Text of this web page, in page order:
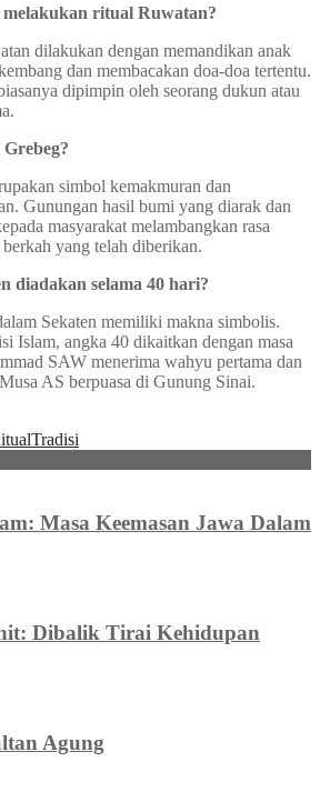
melakukan ritual Ruwatan?
dilakukan dengan memandikan anak
dan membacakan doa-doa tertentu.
dipimpin oleh seorang dukun atau
simbol kemakmuran dan
Gunungan hasil bumi yang diarak dan
masyarakat melambangkan rasa
yang telah diberikan.
diadakan selama 40 hari?
Sekaten memiliki makna simbolis.
Islam, angka 40 dikaitkan dengan masa
SAW menerima wahyu pertama dan
AS berpuasa di Gunung Sinai.
Tradisi
Masa Keemasan Jawa Dalam
Dibalik Tirai Kehidupan
Agung